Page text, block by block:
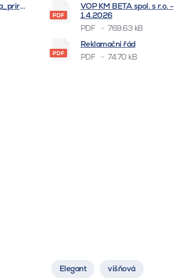
KMBeta_Technicka_prirucka_BSK_
VOP KM BETA spol. s r.o. -
1.4.2026
PDF
769.63 kB
Reklamační řád
PDF
74.70 kB
Elegant višňová